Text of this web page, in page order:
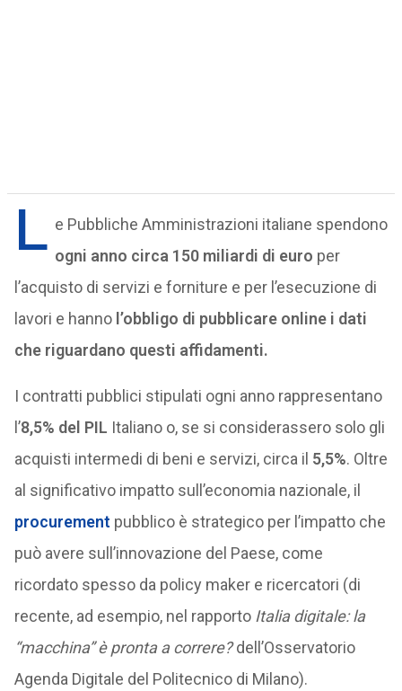
L e Pubbliche Amministrazioni italiane spendono
ogni anno circa 150 miliardi di euro per
l’acquisto di servizi e forniture e per l’esecuzione di
lavori e hannol’obbligo di pubblicare online i dati
che riguardano questi affidamenti.
I contratti pubblici stipulati ogni anno rappresentano
l’8,5% del PIL Italiano o, se si considerassero solo gli
acquisti intermedi di beni e servizi, circa il 5,5%. Oltre
al significativo impatto sull’economia nazionale, il
procurement pubblico è strategico per l’impatto che
può avere sull’innovazione del Paese, come
ricordato spesso da policy maker e ricercatori (di
recente, ad esempio, nel rapporto Italia digitale: la
“macchina” è pronta a correre?dell’Osservatorio
Agenda Digitale del Politecnico di Milano).